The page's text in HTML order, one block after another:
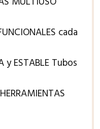
cada
y ESTABLE Tubos